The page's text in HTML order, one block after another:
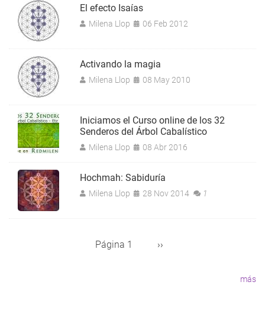
El efecto Isaías
Milena Llop 06 Feb 2012
Activando la magia
Milena Llop 08 May 2010
Iniciamos el Curso online de los 32
Senderos del Árbol Cabalístico
Milena Llop 08 Abr 2016
Hochmah: Sabiduría
Milena Llop 28 Nov 2014 1
Página 1
Siguiente
››
más